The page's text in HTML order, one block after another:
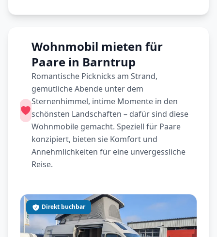
Wohnmobil mieten für
Paare in Barntrup
Romantische Picknicks am Strand,
gemütliche Abende unter dem
Sternenhimmel, intime Momente in den
schönsten Landschaften – dafür sind diese
Wohnmobile gemacht. Speziell für Paare
konzipiert, bieten sie Komfort und
Annehmlichkeiten für eine unvergessliche
Reise.
Direkt buchbar